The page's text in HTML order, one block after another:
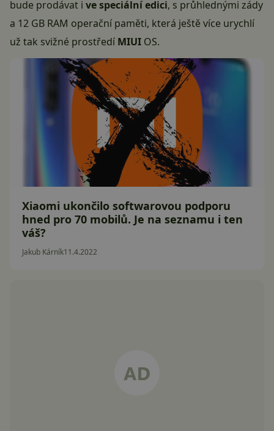
bude prodávat i ve speciální edici, s průhlednými zády
a 12 GB RAM operační paměti, která ještě více urychlí
už tak svižné prostředí MIUI OS.
Xiaomi ukončilo softwarovou podporu
hned pro 70 mobilů. Je na seznamu i ten
váš?
Jakub Kárník11.4.2022